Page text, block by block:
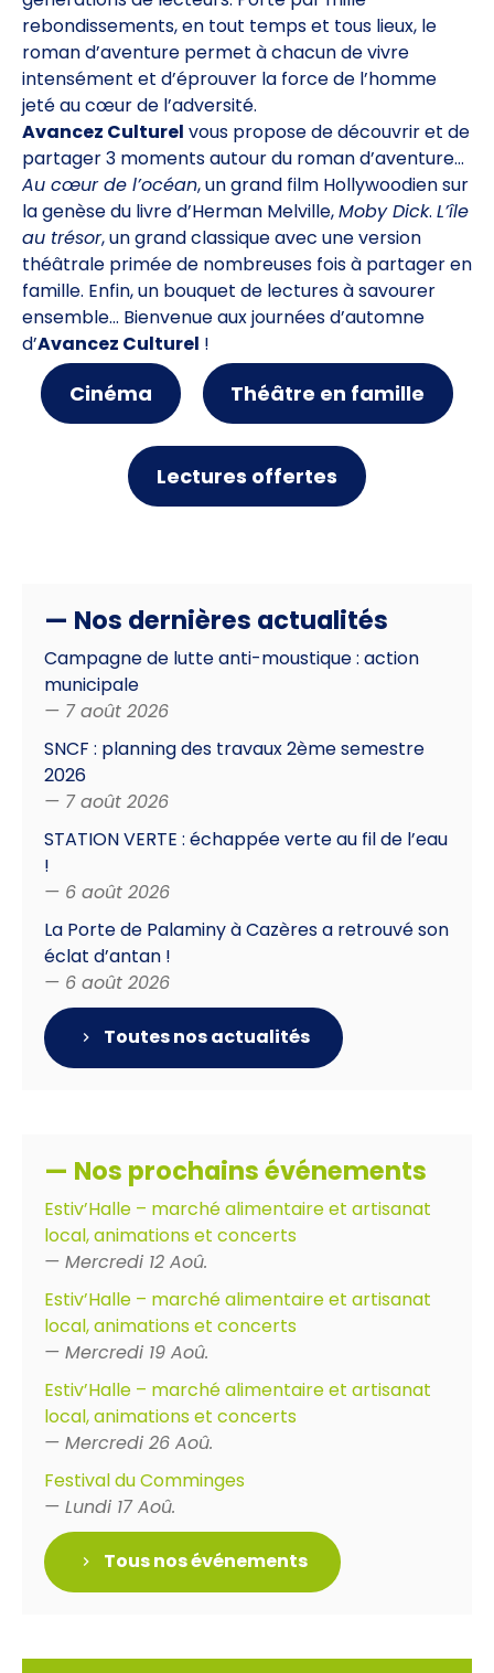
rebondissements, en tout temps et tous lieux, le
roman d’aventure permet à chacun de vivre
intensément et d’éprouver la force de l’homme
jeté au cœur de l’adversité.
Avancez Culturel vous propose de découvrir et de
partager 3 moments autour du roman d’aventure…
Au cœur de l’océan, un grand film Hollywoodien sur
la genèse du livre d’Herman Melville,Moby Dick. L’île
au trésor, un grand classique avec une version
théâtrale primée de nombreuses fois à partager en
famille. Enfin, un bouquet de lectures à savourer
ensemble… Bienvenue aux journées d’automne
d’Avancez Culturel !
Cinéma Théâtre en famille
Lectures offertes
— Nos dernières actualités
Campagne de lutte anti-moustique : action
municipale
— 7 août 2026
SNCF : planning des travaux 2ème semestre
2026
— 7 août 2026
STATION VERTE : échappée verte au fil de l’eau
!
— 6 août 2026
La Porte de Palaminy à Cazères a retrouvé son
éclat d’antan !
— 6 août 2026
Toutes nos actualités
— Nos prochains événements
Estiv’Halle – marché alimentaire et artisanat
local, animations et concerts
— Mercredi 12 Aoû.
Estiv’Halle – marché alimentaire et artisanat
local, animations et concerts
— Mercredi 19 Aoû.
Estiv’Halle – marché alimentaire et artisanat
local, animations et concerts
— Mercredi 26 Aoû.
Festival du Comminges
— Lundi 17 Aoû.
Tous nos événements